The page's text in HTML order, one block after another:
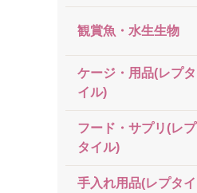
観賞魚・水生生物
ケージ・用品(レプタ
イル)
フード・サプリ(レプ
タイル)
手入れ用品(レプタイ